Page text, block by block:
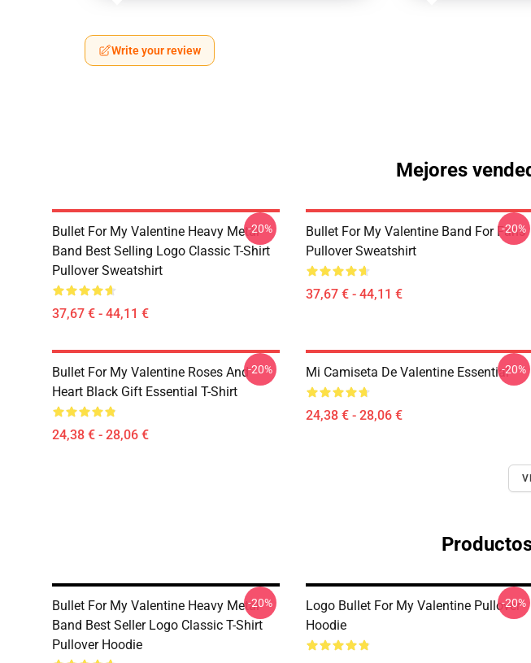
Write your review
Mejores
Bullet For My Valentine Heavy Metal
Band Best Selling Logo Classic T-Shirt
Pullover Sweatshirt
37,67 € - 44,11 €
-20%
Bullet For My Valentine Band For Fans
Pullover Sweatshirt
37,67 € - 44,11 €
-20%
Bullet For My Valentine Roses And
Heart Black Gift Essential T-Shirt
24,38 € - 28,06 €
-20% Mi Camiseta De Valentine Essential
24,38 € - 28,06 €
-20%
Bullet For My Valentine Heavy Metal
Band Best Seller Logo Classic T-Shirt
Pullover Hoodie
-20%
Logo Bullet For My Valentine Pullover
Hoodie
-20%